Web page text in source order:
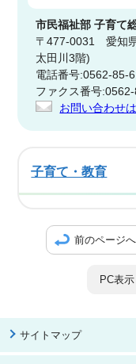
市民福祉部子育て
〒477-0031 愛知
太田川3階)
電話番号:0562-85-
ファクス番号
お問い合わせ
子育て・教育
前のページ
PC表示
サイトマップ